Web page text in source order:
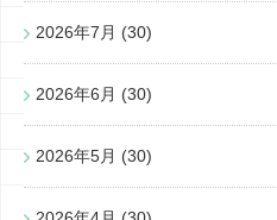
2026年7月 (30)
2026年6月 (30)
2026年5月 (30)